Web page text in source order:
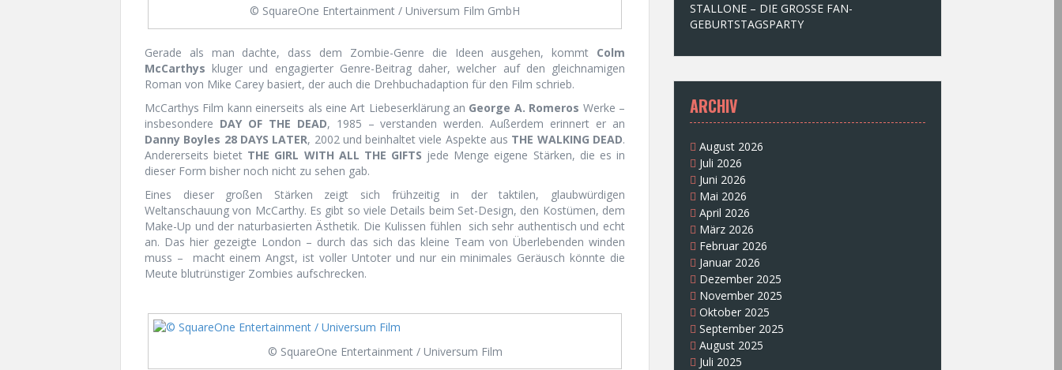
© SquareOne Entertainment / Universum Film GmbH
Gerade als man dachte, dass dem Zombie-Genre die Ideen ausgehen, kommt Colm
McCarthys kluger und engagierter Genre-Beitrag daher, welcher auf den gleichnamigen
Roman von Mike Carey basiert, der auch die Drehbuchadaption für den Film schrieb.
McCarthys Film kann einerseits als eine Art Liebeserklärung an George A. Romeros Werke –
insbesondere DAY OF THE DEAD, 1985 – verstanden werden. Außerdem erinnert er an
Danny Boyles 28 DAYS LATER, 2002 und beinhaltet viele Aspekte aus THE WALKING DEAD.
Andererseits bietet THE GIRL WITH ALL THE GIFTS jede Menge eigene Stärken, die es in
dieser Form bisher noch nicht zu sehen gab.
Eines dieser großen Stärken zeigt sich frühzeitig in der taktilen, glaubwürdigen
Weltanschauung von McCarthy. Es gibt so viele Details beim Set-Design, den Kostümen, dem
Make-Up und der naturbasierten Ästhetik. Die Kulissen fühlen sich sehr authentisch und echt
an. Das hier gezeigte London – durch das sich das kleine Team von Überlebenden winden
muss – macht einem Angst, ist voller Untoter und nur ein minimales Geräusch könnte die
Meute blutrünstiger Zombies aufschrecken.
© SquareOne Entertainment / Universum Film
STALLONE – DIE GROSSE FAN-
GEBURTSTAGSPARTY
ARCHIV
August 2026
Juli 2026
Juni 2026
Mai 2026
April 2026
März 2026
Februar 2026
Januar 2026
Dezember 2025
November 2025
Oktober 2025
September 2025
August 2025
Juli 2025